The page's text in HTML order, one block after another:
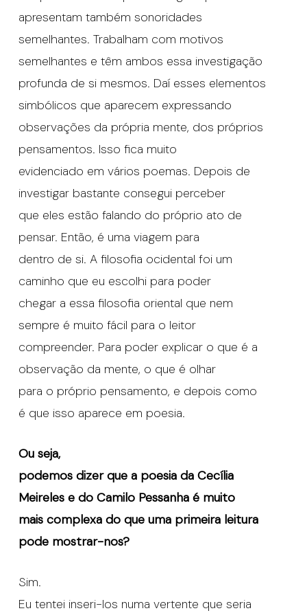
apresentam também sonoridades
semelhantes. Trabalham com motivos
semelhantes e têm ambos essa investigação
profunda de si mesmos. Daí esses elementos
simbólicos que aparecem expressando
observações da própria mente, dos próprios
pensamentos. Isso fica muito
evidenciado em vários poemas. Depois de
investigar bastante consegui perceber
que eles estão falando do próprio ato de
pensar. Então, é uma viagem para
dentro de si. A filosofia ocidental foi um
caminho que eu escolhi para poder
chegar a essa filosofia oriental que nem
sempre é muito fácil para o leitor
compreender. Para poder explicar o que é a
observação da mente, o que é olhar
para o próprio pensamento, e depois como
é que isso aparece em poesia.
Ou seja,
podemos dizer que a poesia da Cecília
Meireles e do Camilo Pessanha é muito
mais complexa do que uma primeira leitura
pode mostrar-nos?
Sim.
Eu tentei inseri-los numa vertente que seria